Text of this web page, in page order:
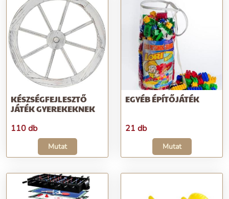
KÉSZSÉGFEJLESZTŐ
JÁTÉK GYEREKEKNEK
110 db
Mutat
EGYÉB ÉPÍTŐJÁTÉK
21 db
Mutat